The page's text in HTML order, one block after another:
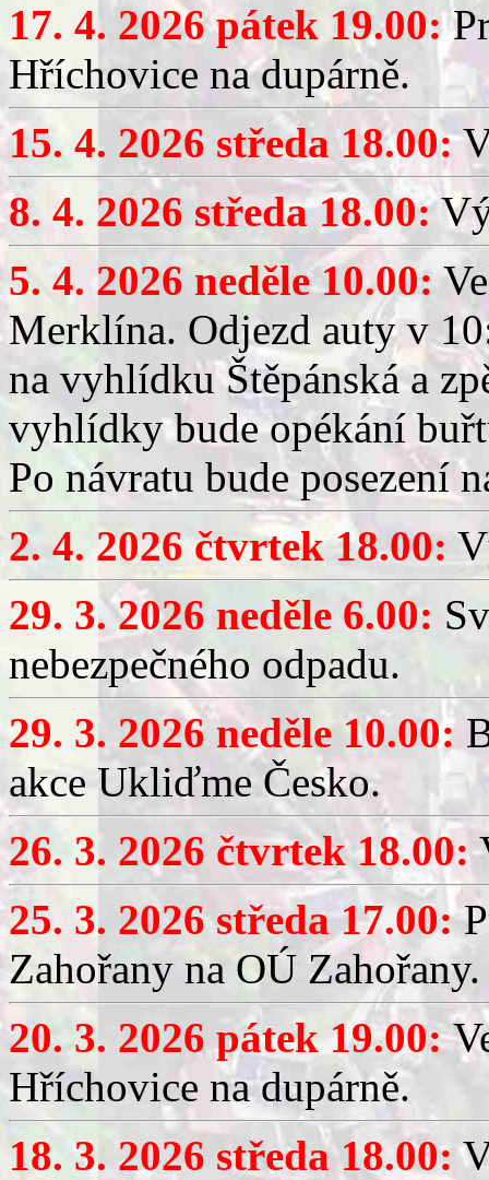
17. 4. 2026 pátek 19.00:
Hříchovice na dupárně.
15. 4. 2026 středa 18.00:
8. 4. 2026 středa 18.00:
5. 4. 2026 neděle 10.00:
Merklína. Odjezd auty v
na vyhlídku Štěpánská a
vyhlídky bude opékání
Po návratu bude posezení
2. 4. 2026 čtvrtek 18.00:
29. 3. 2026 neděle 6.00:
nebezpečného odpadu.
29. 3. 2026 neděle 10.00:
akce Ukliďme Česko.
26. 3. 2026 čtvrtek 18.00:
25. 3. 2026 středa 17.00:
Zahořany na OÚ Zahořany.
20. 3. 2026 pátek 19.00:
Hříchovice na dupárně.
18. 3. 2026 středa 18.00: